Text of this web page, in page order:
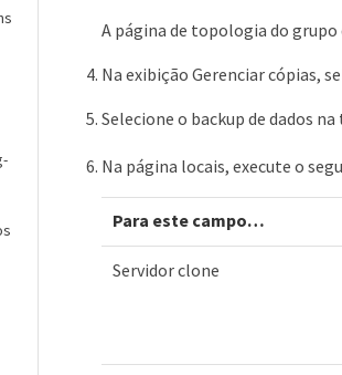
A página de topologia do grupo
Na exibição Gerenciar cópias,
Selecione o backup de dados
Na página locais, execute o
Para este campo…​
Servidor clone